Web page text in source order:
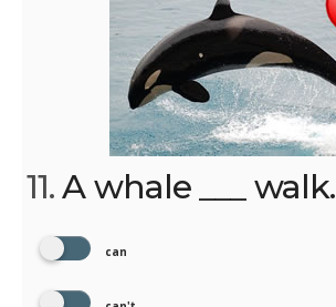
11.A whale ___ walk.
can